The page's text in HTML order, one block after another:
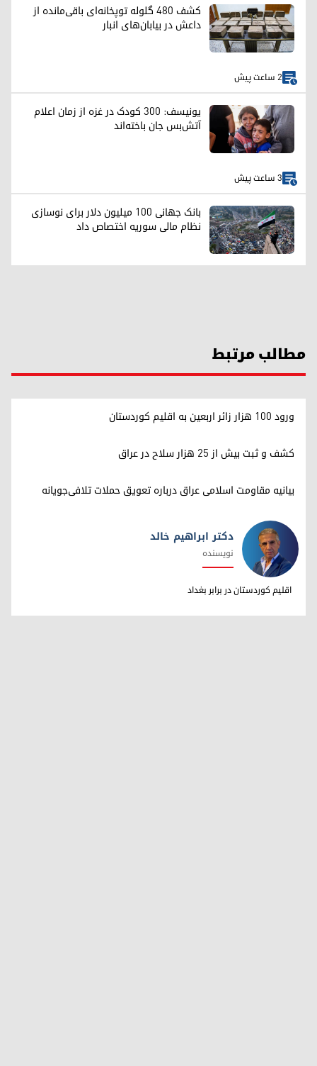
کشف ۴۸۰ گلوله توپخانه‌ای باقی‌مانده از
داعش در بیابان‌های انبار
2 ساعت پیش
یونیسف: ۳۰۰ کودک در غزه از زمان اعلام
آتش‌بس جان باخته‌اند
3 ساعت پیش
بانک جهانی ۱۰۰ میلیون دلار برای نوسازی
نظام مالی سوریه اختصاص داد
مطالب مرتبط
ورود ۱۰۰ هزار زائر اربعین به اقلیم کوردستان
کشف و ثبت بیش از ۲۵ هزار سلاح در عراق
بیانیه مقاومت اسلامی عراق درباره تعویق حملات تلافی‌جویانه
دکتر ابراهیم خالد
دکتر ابراهیم خالد
نویسنده
اقلیم کوردستان در برابر بغداد